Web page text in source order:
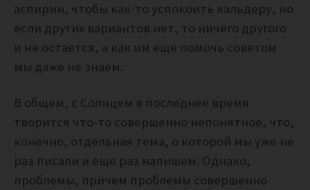
аспирин, чтобы как-то успокоить кальдеру, но
если других вариантов нет, то ничего другого
и не остается, а как им еще помочь советом
мы даже не знаем.
В общем, с Солнцем в последнее время
творится что-то совершенно непонятное, что,
конечно, отдельная тема, о которой мы уже не
раз писали и еще раз напишем. Однако,
проблемы, причем проблемы совершенно